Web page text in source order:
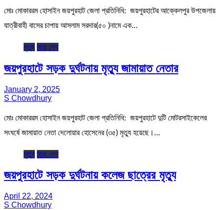
মোঃ মোকাররম হোসাইন জয়পুরহাট জেলা প্রতিনিধি: জয়পুরহাটের আক্কেলপুর উপজেলায়
যাত্রীবাহী বাসের চাপায় আসলাম সরদার(৫০ )নামে এক…
মৃত্যু সারা দেশ
জয়পুরহাটে সড়ক দুর্ঘটনায় মৃত্যু জামায়াত নেতার
January 2, 2025
S Chowdhury
মোঃ মোকাররম হোসাইন জয়পুরহাট জেলা প্রতিনিধি: জয়পুরহাটে দুটি মোটরসাইকেলের
সংঘর্ষে জামায়াত নেতা দেলোয়ার হোসেনের (৩৫) মৃত্যু হয়েছে।…
মৃত্যু সারা দেশ
জয়পুরহাটে সড়ক দুর্ঘটনায় কলেজ ছাত্রের মৃত্যু
April 22, 2024
S Chowdhury